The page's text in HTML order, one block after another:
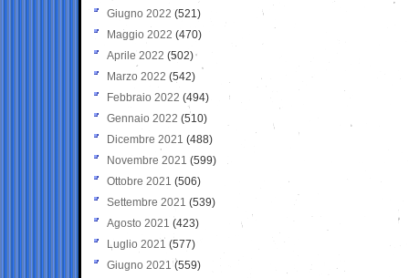
Giugno 2022 (521)
Maggio 2022 (470)
Aprile 2022 (502)
Marzo 2022 (542)
Febbraio 2022 (494)
Gennaio 2022 (510)
Dicembre 2021 (488)
Novembre 2021 (599)
Ottobre 2021 (506)
Settembre 2021 (539)
Agosto 2021 (423)
Luglio 2021 (577)
Giugno 2021(559)